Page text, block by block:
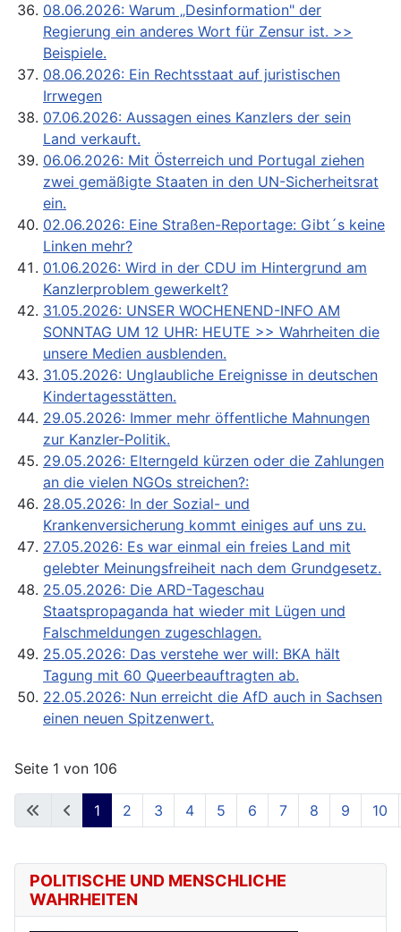
08.06.2026: Warum „Desinformation" der
Regierung ein anderes Wort für Zensur ist. >>
Beispiele.
08.06.2026: Ein Rechtsstaat auf juristischen
Irrwegen
07.06.2026: Aussagen eines Kanzlers der sein
Land verkauft.
06.06.2026: Mit Österreich und Portugal ziehen
zwei gemäßigte Staaten in den UN-Sicherheitsrat
ein.
02.06.2026: Eine Straßen-Reportage: Gibt´s keine
Linken mehr?
01.06.2026: Wird in der CDU im Hintergrund am
Kanzlerproblem gewerkelt?
31.05.2026: UNSER WOCHENEND-INFO AM
SONNTAG UM 12 UHR: HEUTE >> Wahrheiten die
unsere Medien ausblenden.
31.05.2026: Unglaubliche Ereignisse in deutschen
Kindertagesstätten.
29.05.2026: Immer mehr öffentliche Mahnungen
zur Kanzler-Politik.
29.05.2026: Elterngeld kürzen oder die Zahlungen
an die vielen NGOs streichen?:
28.05.2026: In der Sozial- und
Krankenversicherung kommt einiges auf uns zu.
27.05.2026: Es war einmal ein freies Land mit
gelebter Meinungsfreiheit nach dem Grundgesetz.
25.05.2026: Die ARD-Tageschau
Staatspropaganda hat wieder mit Lügen und
Falschmeldungen zugeschlagen.
25.05.2026: Das verstehe wer will: BKA hält
Tagung mit 60 Queerbeauftragten ab.
22.05.2026: Nun erreicht die AfD auch in Sachsen
einen neuen Spitzenwert.
Seite 1 von 106
1 2 3 4 5 6 7 8 9 10
POLITISCHE UND MENSCHLICHE
WAHRHEITEN